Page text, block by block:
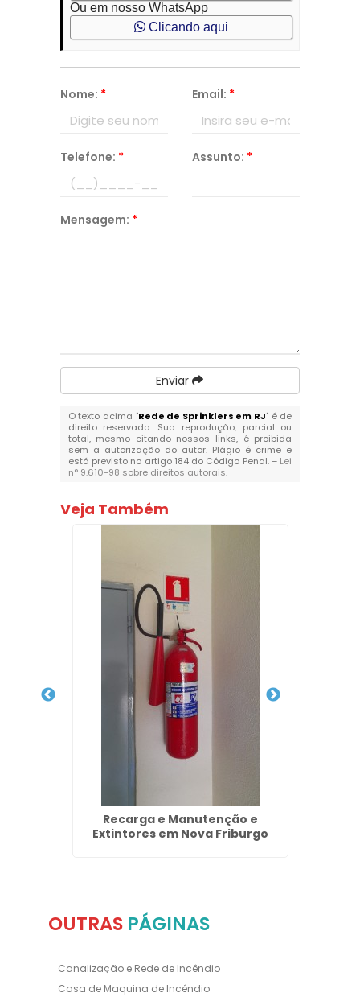
Ou em nosso WhatsApp
Clicando aqui
Nome: * Email: *
Telefone: * Assunto: *
Mensagem: *
Enviar
O texto acima "Rede de Sprinklers em RJ" é de
direito reservado. Sua reprodução, parcial ou
total, mesmo citando nossos links, é proibida
sem a autorização do autor. Plágio é crime e
está previsto no artigo 184 do Código Penal. – Lei
n° 9.610-98 sobre direitos autorais.
Veja Também
Recarga e Manutenção e
Extintores em Nova Friburgo
OUTRAS PÁGINAS
Canalização e Rede de Incêndio
Casa de Maquina de Incêndio